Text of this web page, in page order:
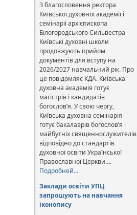
З благословення ректора
Київської духовної академії і
семінарії архієпископа
Білогородського Сильвестра
Київські духовні школи
продовжують прийом
документів для вступу на
2026/2027 навчальний рік. Про
це повідомляє КДА. Київська
духовна академія готує
магістрів і кандидатів
богослов’я. У свою чергу,
Київська духовна семінарія
готує бакалаврів богослов’я і
майбутніх священнослужителів
відповідно до стандартів
духовної освіти Української
Православної Церкви….
Подробней…
Заклади освіти УПЦ
запрошують на навчання
іконопису